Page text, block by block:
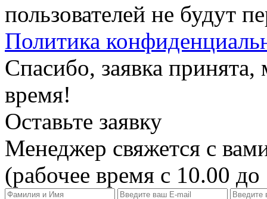
пользователей не будут
Политика
Спасибо, заявка
время!
Оставьте заявку
Менеджер свяжется с
(рабочее время с 10.00